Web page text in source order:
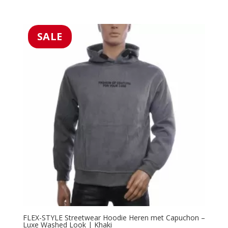
€49.99.€39.99.
SALE
FLEX-STYLE Streetwear Hoodie Heren met Capuchon –
Luxe Washed Look | Khaki